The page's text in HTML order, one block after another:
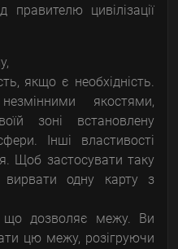
правителю цивілізації
якщо є необхідність.
якостями,
зоні встановлену
Інші властивості
Щоб застосувати таку
вирвати одну карту з
що дозволяє межу. Ви
цю межу, розігруючи